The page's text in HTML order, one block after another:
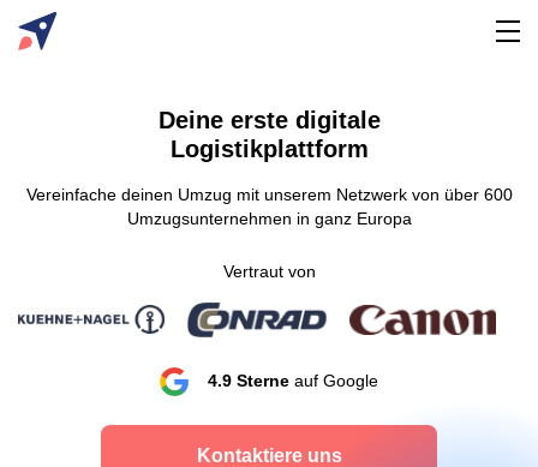
Deine erste digitale
Logistikplattform
Vereinfache deinen Umzug mit unserem Netzwerk von über 600
Umzugsunternehmen in ganz Europa
Vertraut von
4.9 Sterne auf Google
Kontaktiere uns